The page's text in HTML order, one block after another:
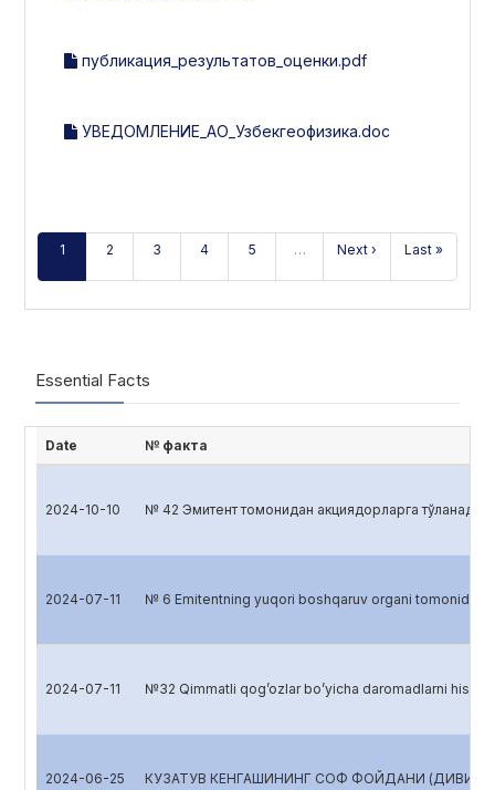
публикация_результатов_оценки.pdf
УВЕДОМЛЕНИЕ_АО_Узбекгеофизика.doc
1 2 3 4 5 … Next › Last »
Essential Facts
Date № факта
2024-10-10 № 42 Эмитент томонидан акциядорларга
2024-07-11 № 6 Emitentning yuqori boshqaruv organi tomonidan
2024-07-11 №32 Qimmatli qog’ozlar bo’yicha daromadlarni
2024-06-25 КУЗАТУВ КЕНГАШИНИНГ СОФ ФОЙДАНИ